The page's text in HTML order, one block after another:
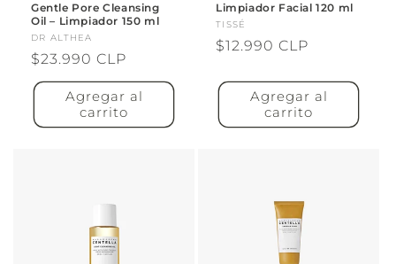
Gentle Pore Cleansing
Oil – Limpiador 150 ml
Proveedor:
DR ALTHEA
Precio
habitual
$23.990 CLP
Agregar al
carrito
Limpiador Facial 120 ml
Proveedor:
TISSÉ
Precio
$12.990 CLP
Agregar al
carrito